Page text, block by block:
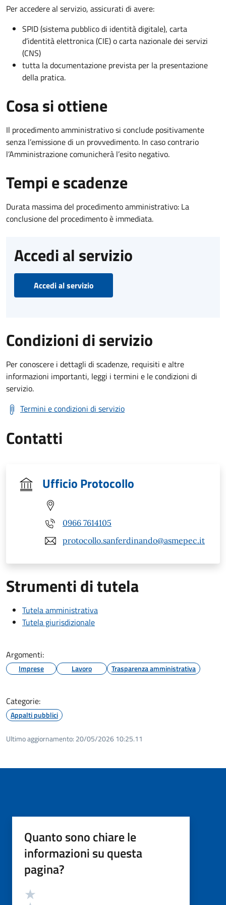
Per accedere al servizio, assicurati di avere:
SPID (sistema pubblico di identità digitale), carta
d’identità elettronica (CIE) o carta nazionale dei servizi
(CNS)
tutta la documentazione prevista per la presentazione
della pratica.
Cosa si ottiene
Il procedimento amministrativo si conclude positivamente
senza l’emissione di un provvedimento. In caso contrario
l’Amministrazione comunicherà l’esito negativo.
Tempi e scadenze
Durata massima del procedimento amministrativo: La
conclusione del procedimento è immediata.
Accedi al servizio
Accedi al servizio
Condizioni di servizio
Per conoscere i dettagli di scadenze, requisiti e altre
informazioni importanti, leggi i termini e le condizioni di
servizio.
Termini e condizioni di servizio
Contatti
Ufficio Protocollo
0966 7614105
protocollo.sanferdinando@asmepec.it
Strumenti di tutela
Tutela amministrativa
Tutela giurisdizionale
Argomenti:
Imprese Lavoro Trasparenza amministrativa
Categorie:
Appalti pubblici
Ultimo aggiornamento: 20/05/2026 10:25.11
Quanto sono chiare le
informazioni su questa
pagina?
Valutazione